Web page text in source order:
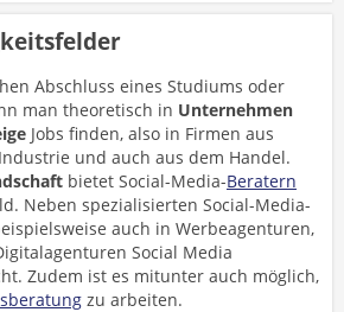
Abschluss eines Studiums oder
man theoretisch in Unternehmen
Jobs finden, also in Firmen aus
und auch aus dem Handel.
bietet Social-Media-Beratern
Neben spezialisierten Social-Media-
auch in Werbeagenturen,
Social Media
Zudem ist es mitunter auch möglich,
zu arbeiten.